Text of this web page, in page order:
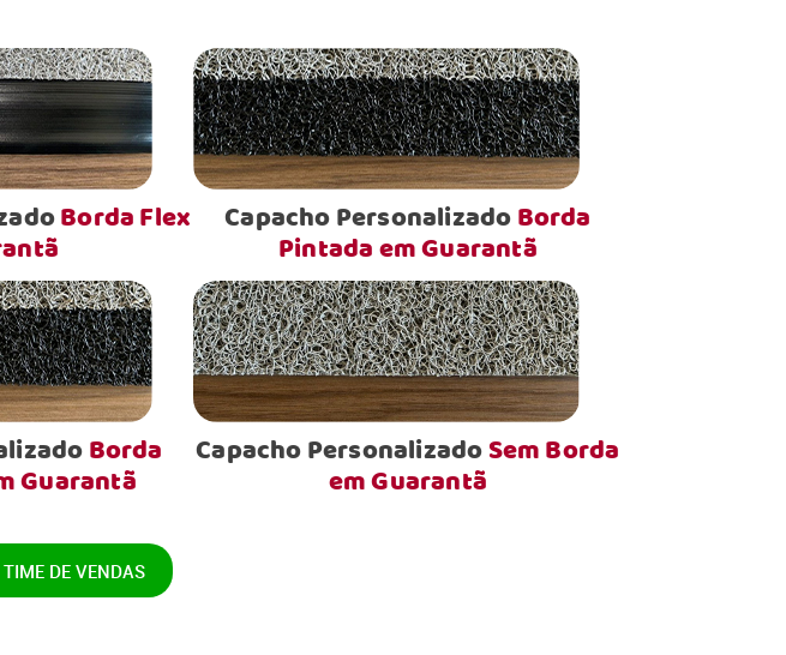
Borda Flex Capacho PersonalizadoBorda
Pintada em Guarantã
Borda
Guarantã
Capacho PersonalizadoSem Borda
em Guarantã
TIME DE VENDAS